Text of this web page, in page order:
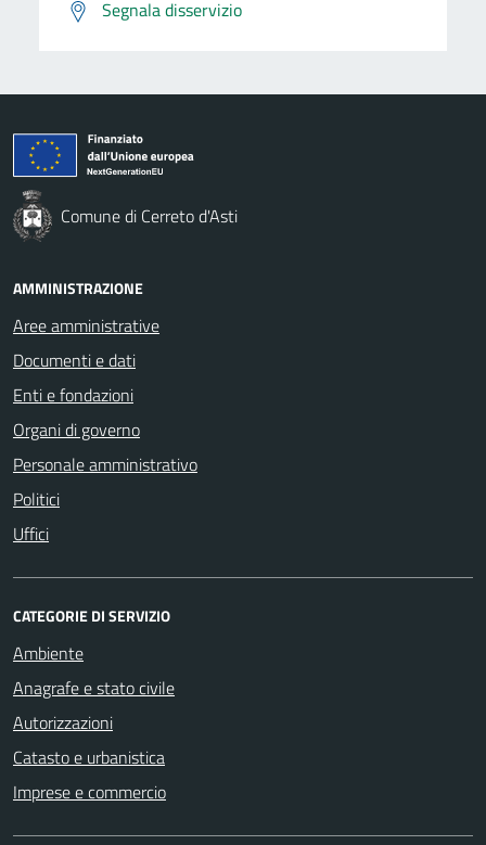
Segnala disservizio
Comune di Cerreto d'Asti
AMMINISTRAZIONE
Aree amministrative
Documenti e dati
Enti e fondazioni
Organi di governo
Personale amministrativo
Politici
Uffici
CATEGORIE DI SERVIZIO
Ambiente
Anagrafe e stato civile
Autorizzazioni
Catasto e urbanistica
Imprese e commercio